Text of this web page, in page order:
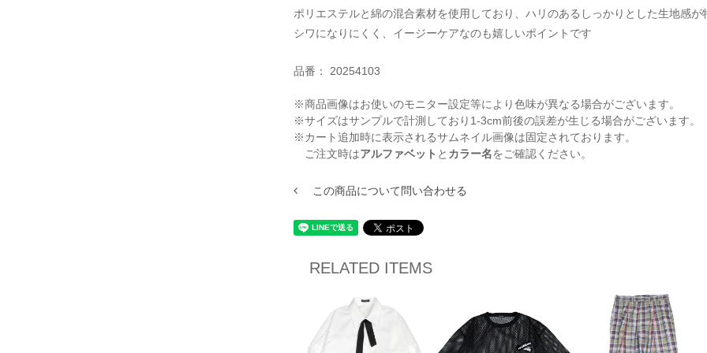
ポリエステルと綿の混合素材を使用しており、ハリのあるしっかりとした生地感が
シワになりにくく、イージーケアなのも嬉しいポイントです
品番： 20254103
※商品画像はお使いのモニター設定等により色味が異なる場合がございます。
※サイズはサンプルで計測しており1-3cm前後の誤差が生じる場合がございます。
※カート追加時に表示されるサムネイル画像は固定されております。
ご注文時はアルファベット と カラー名をご確認ください。
この商品について問い合わせる
RELATED ITEMS